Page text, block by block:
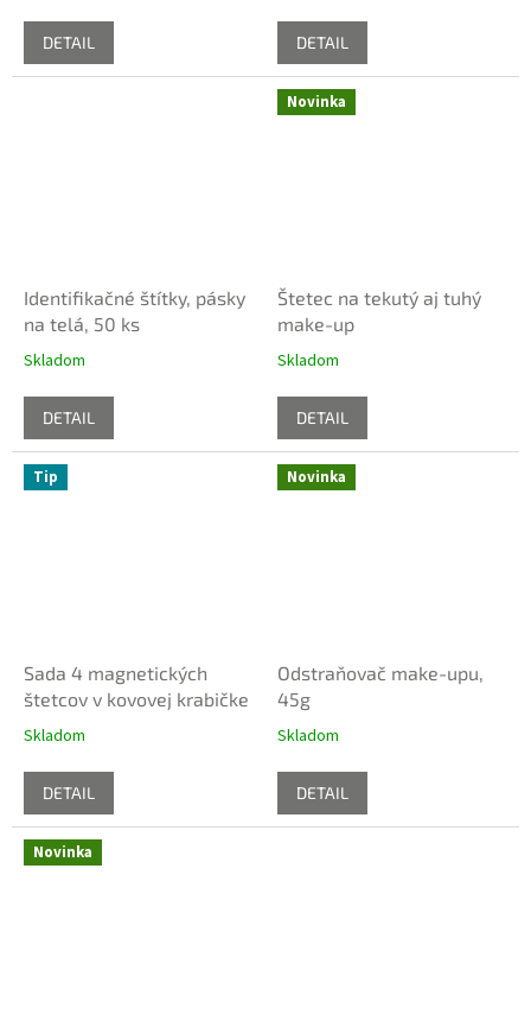
DETAIL DETAIL
Identifikačné štítky, pásky
na telá, 50 ks
Skladom
DETAIL
Novinka
Štetec na tekutý aj tuhý
make-up
Skladom
DETAIL
Tip
Sada 4 magnetických
štetcov v kovovej krabičke
Skladom
DETAIL
Novinka
Odstraňovač make-upu,
45g
Skladom
DETAIL
Novinka